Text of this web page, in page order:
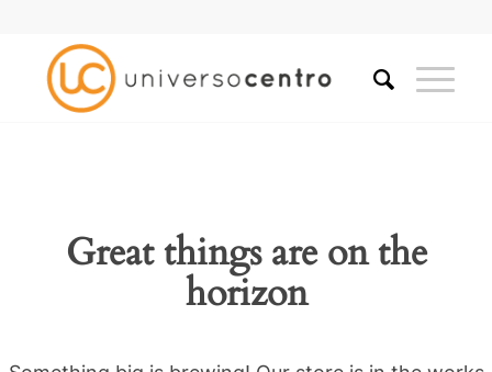
Great things are on the
horizon